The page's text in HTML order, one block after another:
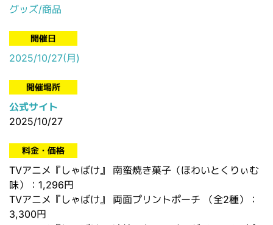
グッズ/商品
開催日
2025/10/27(月)
開催場所
公式サイト
2025/10/27
料金・価格
TVアニメ『しゃばけ』 南蛮焼き菓子（ほわいとくりぃむ
味）
： 1,296円
TVアニメ『しゃばけ』 両面プリントポーチ （全2種）
：
3,300円